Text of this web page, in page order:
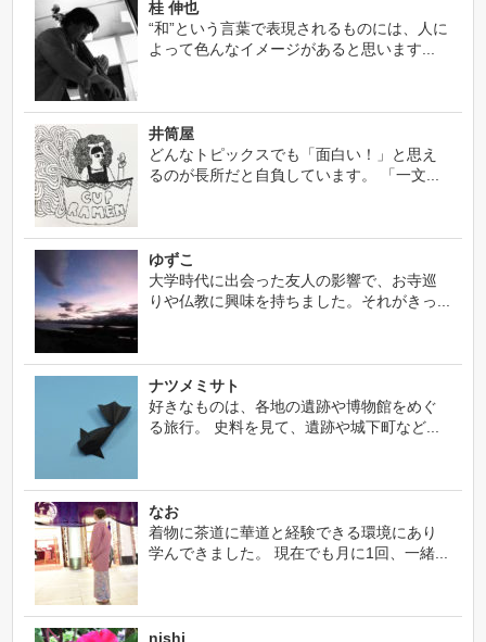
桂 伸也
“和”という言葉で表現されるものには、人に
よって色んなイメージがあると思います...
井筒屋
どんなトピックスでも「面白い！」と思え
るのが長所だと自負しています。 「一文...
ゆずこ
大学時代に出会った友人の影響で、お寺巡
りや仏教に興味を持ちました。それがきっ...
ナツメミサト
好きなものは、各地の遺跡や博物館をめぐ
る旅行。 史料を見て、遺跡や城下町など...
なお
着物に茶道に華道と経験できる環境にあり
学んできました。 現在でも月に1回、一緒...
nishi